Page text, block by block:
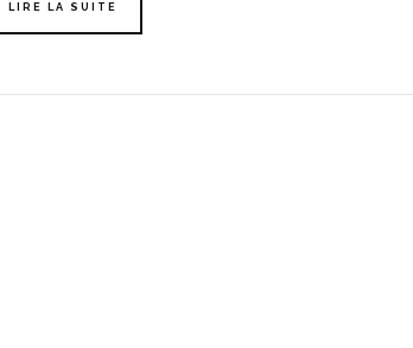
LIRE LA SUITE